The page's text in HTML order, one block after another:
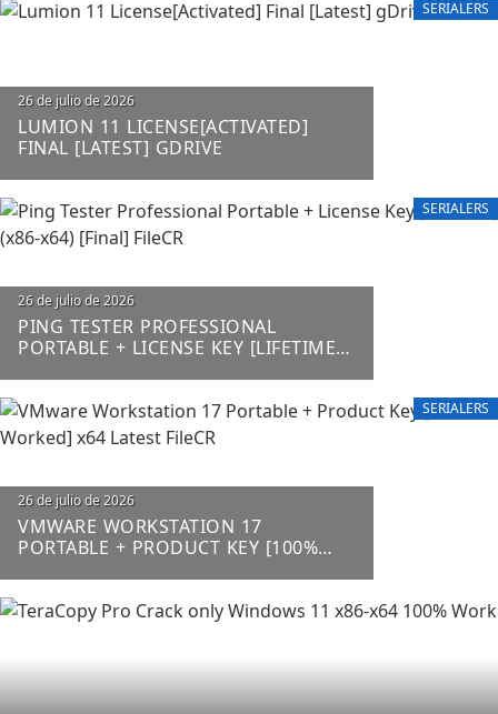
SERIALERS
26 de julio de 2026
LUMION 11 LICENSE[ACTIVATED]
FINAL [LATEST] GDRIVE
SERIALERS
26 de julio de 2026
PING TESTER PROFESSIONAL
PORTABLE + LICENSE KEY [LIFETIME]
SERIALERS
26 de julio de 2026
VMWARE WORKSTATION 17
PORTABLE + PRODUCT KEY [100%